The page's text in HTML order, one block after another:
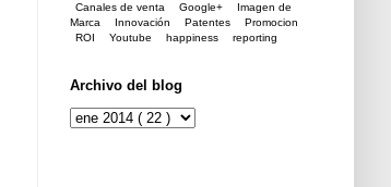
Canales de venta
Google+
Imagen de
Marca
Innovación Patentes
Promocion
ROI
Youtube happiness reporting
Archivo del blog